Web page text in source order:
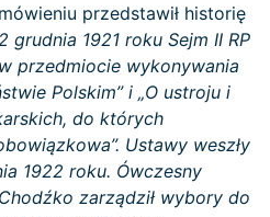
przedstawił historię
2 grudnia 1921 roku Sejm II RP
przedmiocie wykonywania
Polskim” i „O ustroju i
do których
Ustawy weszły
1922 roku. Ówczesny
zarządził wybory do